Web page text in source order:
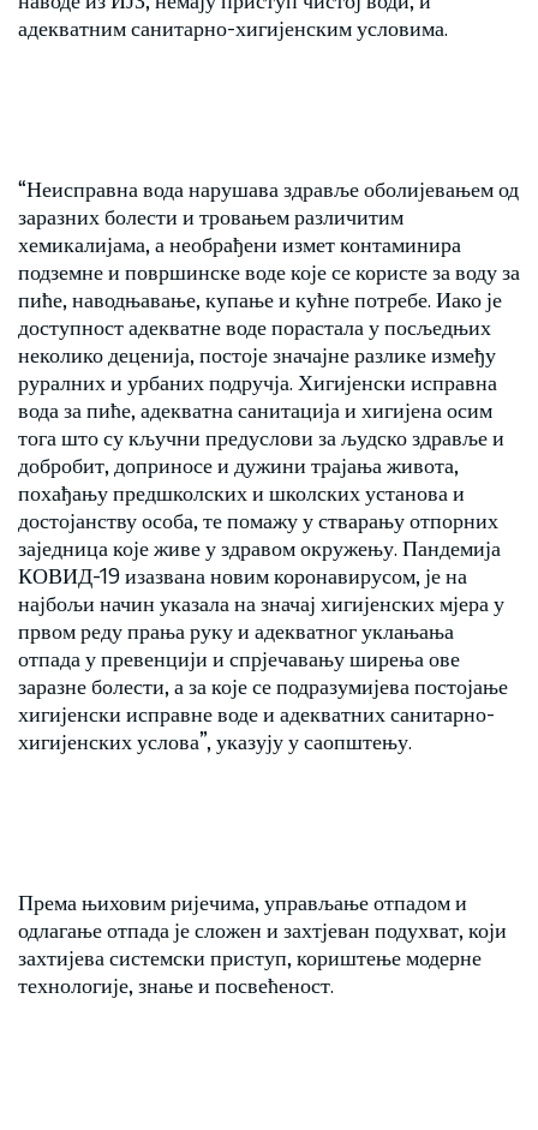
адекватним санитарно-хигијенским условима.
“Неисправна вода нарушава здравље оболијевањем од
заразних болести и тровањем различитим
хемикалијама, а необрађени измет контаминира
подземне и површинске воде које се користе за воду за
пиће, наводњавање, купање и кућне потребе. Иако је
доступност адекватне воде порастала у посљедњих
неколико деценија, постоје значајне разлике између
руралних и урбаних подручја. Хигијенски исправна
вода за пиће, адекватна санитација и хигијена осим
тога што су кључни предуслови за људско здравље и
добробит, доприносе и дужини трајања живота,
похађању предшколских и школских установа и
достојанству особа, те помажу у стварању отпорних
заједница које живе у здравом окружењу. Пандемија
КОВИД-19 изазвана новим коронавирусом, је на
најбољи начин указала на значај хигијенских мјера у
првом реду прања руку и адекватног уклањања
отпада у превенцији и спрјечавању ширења ове
заразне болести, а за које се подразумијева постојање
хигијенски исправне воде и адекватних санитарно-
хигијенских услова”, указују у саопштењу.
Према њиховим ријечима, управљање отпадом и
одлагање отпада је сложен и захтјеван подухват, који
захтијева системски приступ, кориштење модерне
технологије, знање и посвећеност.